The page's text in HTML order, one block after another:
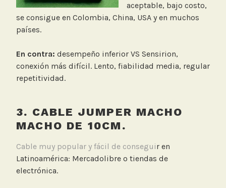
aceptable, bajo costo,
se consigue en Colombia, China, USA y en muchos
países.
En contra: desempeño inferior VS Sensirion,
conexión más difícil. Lento, fiabilidad media, regular
repetitividad.
3. CABLE JUMPER MACHO
MACHO DE 10CM.
Cable muy popular y fácil de conseguir en
Latinoamérica: Mercadolibre o tiendas de
electrónica.